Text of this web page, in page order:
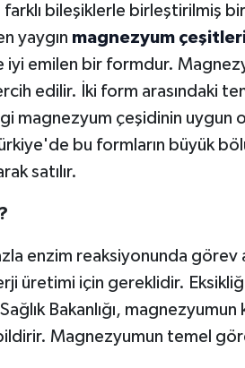
bileşiklerle birleştirilmiş
yaygın magnezyum
emilen bir formdur.
edilir. İki form arasındaki
magnezyum çeşidinin uygun
bu formların büyük
satılır.
enzim reaksiyonunda görev
üretimi için gereklidir.
Bakanlığı, magnezyumun
Magnezyumun temel